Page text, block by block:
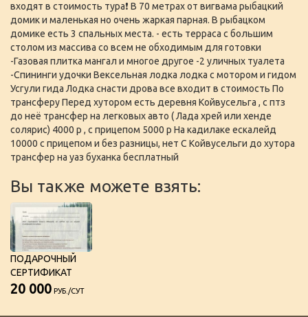
входят в стоимость тура❗️ В 70 метрах от вигвама рыбацкий
домик и маленькая но очень жаркая парная. В рыбацком
домике есть 3 спальных места. - есть терраса с большим
столом из массива со всем не обходимым для готовки
-Газовая плитка мангал и многое другое -2 уличных туалета
-Спининги удочки Вексельная лодка лодка с мотором и гидом
Усгули гида Лодка снасти дрова все входит в стоимость По
трансферу Перед хутором есть деревня Койвусельга , с птз
до неё трансфер на легковых авто ( Лада хрей или хенде
солярис) 4000 р , с прицепом 5000 р На кадилаке ескалейд
10000 с прицепом и без разницы, нет С Койвусельги до хутора
трансфер на уаз буханка бесплатный
Вы также можете взять:
ПОДАРОЧНЫЙ
СЕРТИФИКАТ
20 000 РУБ./СУТ